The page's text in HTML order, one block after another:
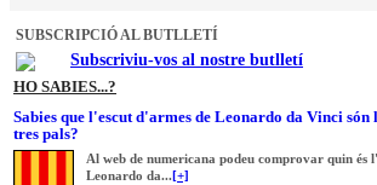
SUBSCRIPCIÓ AL BUTLLETÍ
Subscriviu-vos al nostre butlletí
HO SABIES...?
Sabies que l'escut d'armes de Leonardo da Vinci són
tres pals?
Al web de numericana podeu comprovar quin és
Leonardo da... [+]